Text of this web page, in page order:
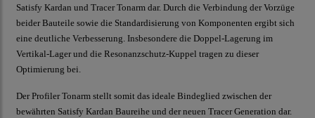
Satisfy Kardan und Tracer Tonarm dar. Durch die Verbindung der Vorzüge
beider Bauteile sowie die Standardisierung von Komponenten ergibt sich
eine deutliche Verbesserung. Insbesondere die Doppel-Lagerung im
Vertikal-Lager und die Resonanzschutz-Kuppel tragen zu dieser
Optimierung bei.
Der Profiler Tonarm stellt somit das ideale Bindeglied zwischen der
bewährten Satisfy Kardan Baureihe und der neuen Tracer Generation dar.